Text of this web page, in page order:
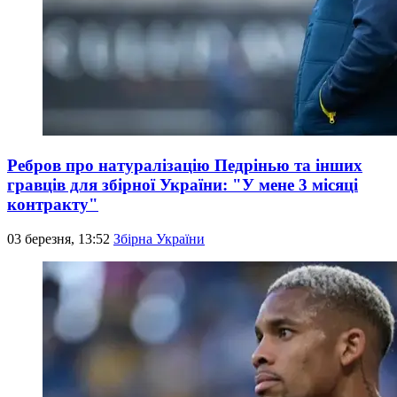
Ребров про натуралізацію Педрінью та інших
гравців для збірної України: "У мене 3 місяці
контракту"
03 березня, 13:52 Збірна України